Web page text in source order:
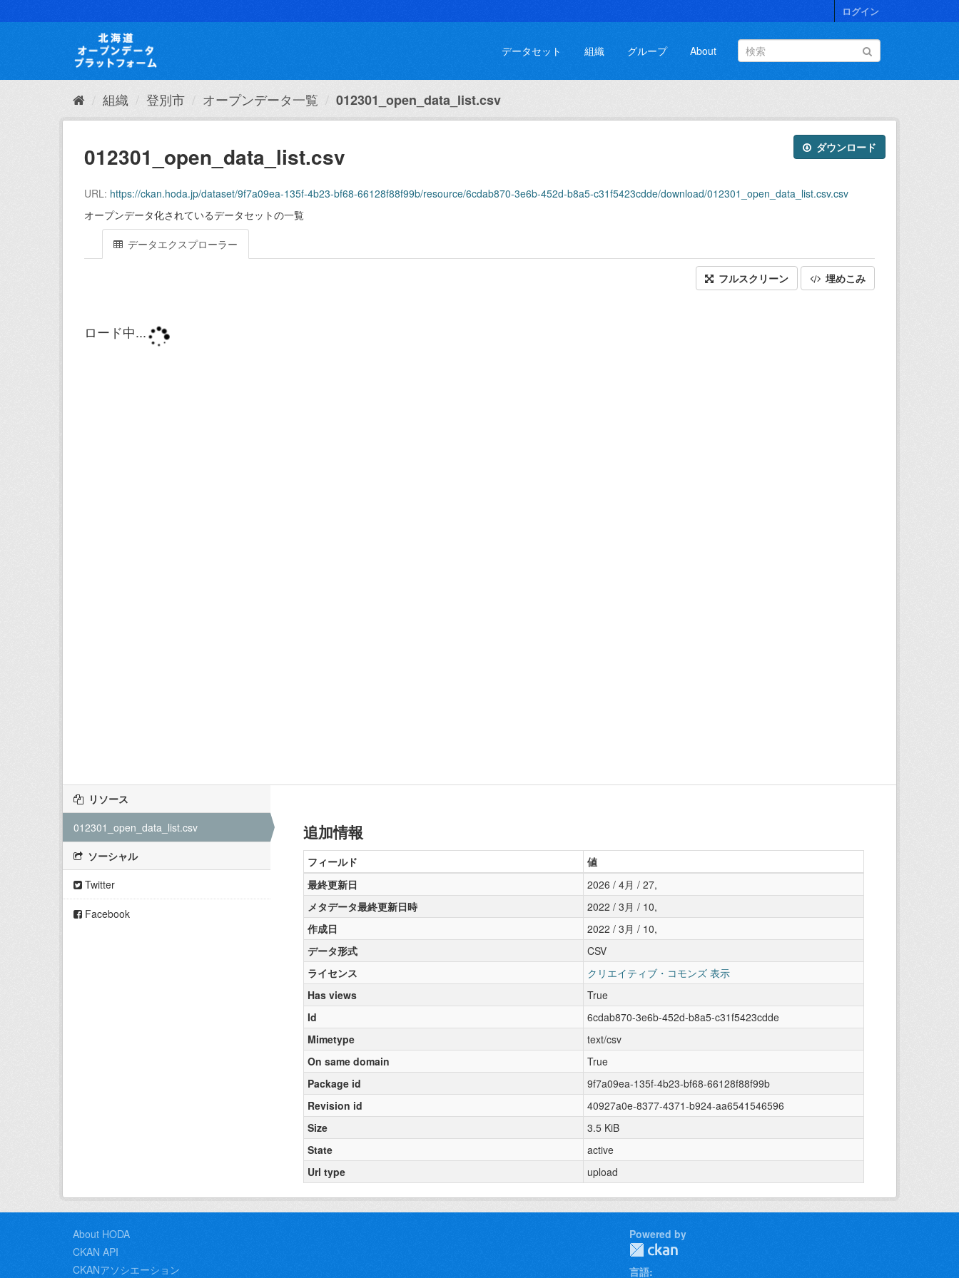
キ
て
ログイン
データセット 組織 グループ About
組織 登別市 オープンデータ一覧 012301_open_data_list.csv
ダウンロード
012301_open_data_list.csv
URL: https://ckan.hoda.jp/dataset/9f7a09ea-135f-4b23-bf68-66128f88f99b/resource/6cdab870-3e6b-452d-b8a5-c31f5423cdde/download/012301_open_data_list.csv.csv
オープンデータ化されているデータセットの一覧
データエクスプローラー
フルスクリーン 埋めこみ
リソース
012301_open_data_list.csv
ソーシャル
Twitter
Facebook
追加情報
フィールド
値
最終更新日
2026 / 4月 / 27,
メタデータ最終更新日時
2022 / 3月 / 10,
作成日
2022 / 3月 / 10,
データ形式
CSV
ライセンス
クリエイティブ・コモンズ 表示
Has views
True
Id
6cdab870-3e6b-452d-b8a5-c31f5423cdde
Mimetype
text/csv
On same domain
True
Package id
9f7a09ea-135f-4b23-bf68-66128f88f99b
Revision id
40927a0e-8377-4371-b924-aa6541546596
Size
3.5 KiB
State
active
Url type
upload
About HODA
CKAN API
CKANアソシエーション
Powered by
言語